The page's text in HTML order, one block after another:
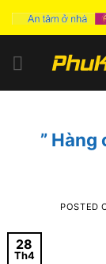
Skip
”
POSTED
28
Th4